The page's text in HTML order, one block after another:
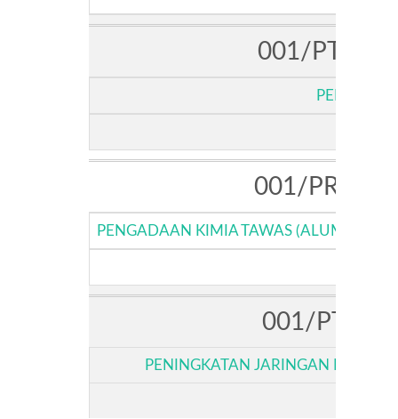
001/
001/
PENGADAAN KIMIA TAWAS (ALUMINIUM
001/
PENINGKATAN JARINGAN